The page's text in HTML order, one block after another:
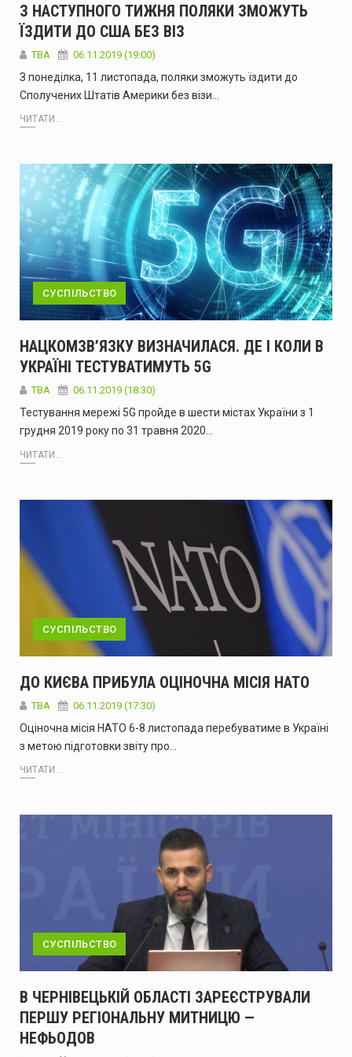
З НАСТУПНОГО ТИЖНЯ ПОЛЯКИ ЗМОЖУТЬ
ЇЗДИТИ ДО США БЕЗ ВІЗ
ТВА 06.11.2019 (19:00)
З понеділка, 11 листопада, поляки зможуть їздити до
Сполучених Штатів Америки без візи…
ЧИТАТИ...
СУСПІЛЬСТВО
НАЦКОМЗВ’ЯЗКУ ВИЗНАЧИЛАСЯ. ДЕ І КОЛИ В
УКРАЇНІ ТЕСТУВАТИМУТЬ 5G
ТВА 06.11.2019 (18:30)
Тестування мережі 5G пройде в шести містах України з 1
грудня 2019 року по 31 травня 2020…
ЧИТАТИ...
СУСПІЛЬСТВО
ДО КИЄВА ПРИБУЛА ОЦІНОЧНА МІСІЯ НАТО
ТВА 06.11.2019 (17:30)
Оціночна місія НАТО 6-8 листопада перебуватиме в Україні
з метою підготовки звіту про…
ЧИТАТИ...
СУСПІЛЬСТВО
В ЧЕРНІВЕЦЬКІЙ ОБЛАСТІ ЗАРЕЄСТРУВАЛИ
ПЕРШУ РЕГІОНАЛЬНУ МИТНИЦЮ —
НЕФЬОДОВ